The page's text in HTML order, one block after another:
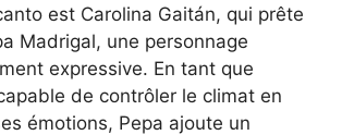
est Carolina Gaitán, qui prête
Madrigal, une personnage
expressive. En tant que
de contrôler le climat en
émotions, Pepa ajoute un